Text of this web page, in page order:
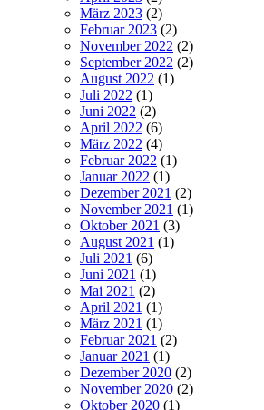
März 2023 (2)
Februar 2023 (2)
November 2022 (2)
September 2022 (2)
August 2022 (1)
Juli 2022 (1)
Juni 2022 (2)
April 2022 (6)
März 2022 (4)
Februar 2022 (1)
Januar 2022 (1)
Dezember 2021 (2)
November 2021 (1)
Oktober 2021 (3)
August 2021 (1)
Juli 2021 (6)
Juni 2021 (1)
Mai 2021 (2)
April 2021 (1)
März 2021 (1)
Februar 2021 (2)
Januar 2021 (1)
Dezember 2020 (2)
November 2020 (2)
Oktober 2020 (1)